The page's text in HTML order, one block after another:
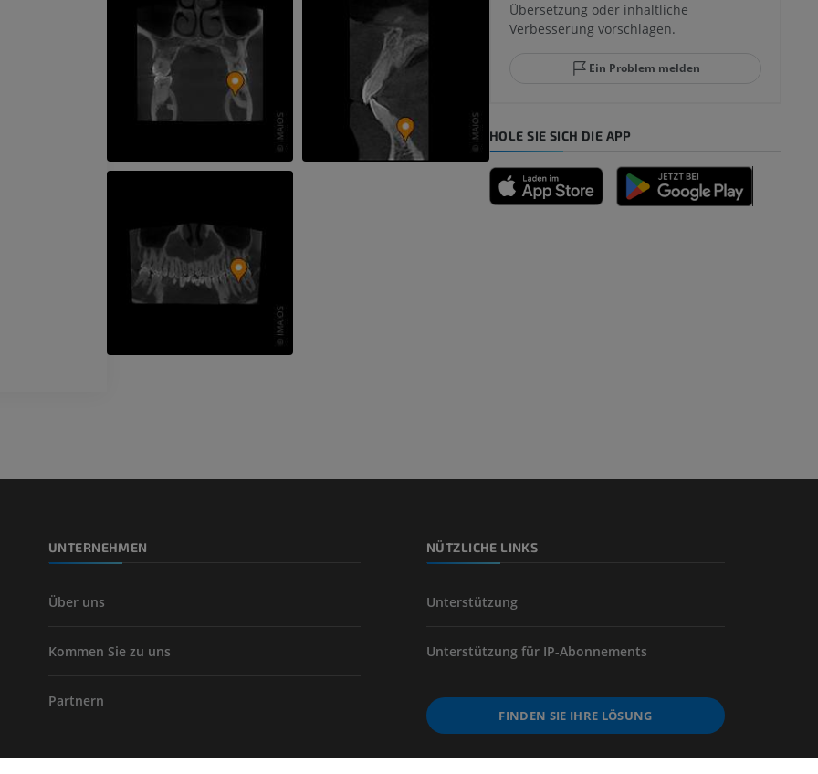
Abbildungen
Arteriografie der oberen
KOSTENLOS
MRT des Sprunggelenks und
des Rückfußes
PREMIUM
MRT Vorfuß
Übersetzung oder inhaltliche
Verbesserung vorschlagen.
Ein Problem melden
HOLE SIE SICH DIE APP
UNTERNEHMEN
Über uns
Kommen Sie zu uns
Partnern
NÜTZLICHE LINKS
Unterstützung
Unterstützung für IP-Abonnements
FINDEN SIE IHRE LÖSUNG